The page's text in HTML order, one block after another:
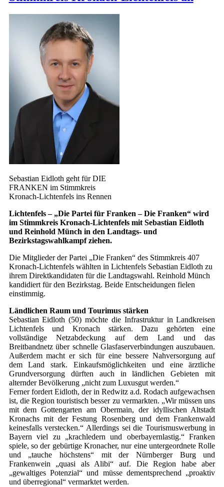
Sebastian Eidloth geht für DIE
FRANKEN im Stimmkreis
Kronach-Lichtenfels ins Rennen
Lichtenfels – „Die Partei für Franken – Die Franken“ wird
im Stimmkreis Kronach-Lichtenfels mit Sebastian Eidloth
und Reinhold Münch in den Landtags- und
Bezirkstagswahlkampf ziehen.
Die Mitglieder der Partei „Die Franken“ des Stimmkreis 407
Kronach-Lichtenfels wählten in Lichtenfels Sebastian Eidloth zu
ihrem Direktkandidaten für die Landtagswahl. Reinhold Münch
kandidiert für den Bezirkstag. Beide Entscheidungen fielen
einstimmig.
Ländlichen Raum und Tourimus stärken
Sebastian Eidloth (50) möchte die Infrastruktur in Landkreisen
Lichtenfels und Kronach stärken. Dazu gehörten eine
vollständige Netzabdeckung auf dem Land und das
Breitbandnetz über schnelle Glasfaserverbindungen auszubauen.
Außerdem macht er sich für eine bessere Nahversorgung auf
dem Land stark. Einkaufsmöglichkeiten und eine ärztliche
Grundversorgung dürften auch in ländlichen Gebieten mit
alternder Bevölkerung „nicht zum Luxusgut werden.“
Ferner fordert Eidloth, der in Redwitz a.d. Rodach aufgewachsen
ist, die Region touristisch besser zu vermarkten. „Wir müssen uns
mit dem Gottengarten am Obermain, der idyllischen Altstadt
Kronachs mit der Festung Rosenberg und dem Frankenwald
keinesfalls verstecken.“ Allerdings sei die Tourismuswerbung in
Bayern viel zu „krachledern und oberbayernlastig.“ Franken
spiele, so der gebürtige Kronacher, nur eine untergeordnete Rolle
und „tauche höchstens“ mit der Nürnberger Burg und
Frankenwein „quasi als Alibi“ auf. Die Region habe aber
„gewaltiges Potenzial“ und müsse dementsprechend „proaktiv
und überregional“ vermarktet werden.